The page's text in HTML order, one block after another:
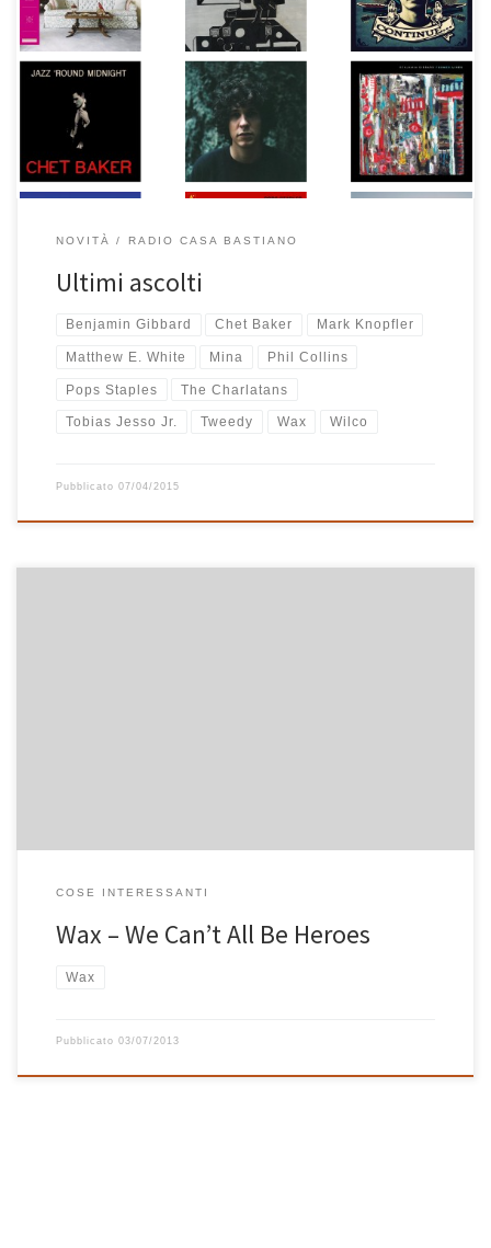
buon disco che riesce a tirarmi su. Cosa ho ascoltato? Cose vecchie
(Mina in Studio, …Hits di Phil Collins, Jazz ‘Round Midnight di Chet
Baker), cose meno vecchie (Continue di Wax, Former Lives
di Benjamin Gibbard, Sukierae di Tweedy, The Whole Love dei
Wilco) […]
NOVITÀ RADIO CASA BASTIANO
Ultimi ascolti
Benjamin Gibbard Chet Baker Mark Knopfler
Matthew E. White Mina Phil Collins
Pops Staples The Charlatans
Tobias Jesso Jr. Tweedy Wax Wilco
Pubblicato 07/04/2015
COSE INTERESSANTI
Wax – We Can’t All Be Heroes
Wax
Pubblicato 03/07/2013